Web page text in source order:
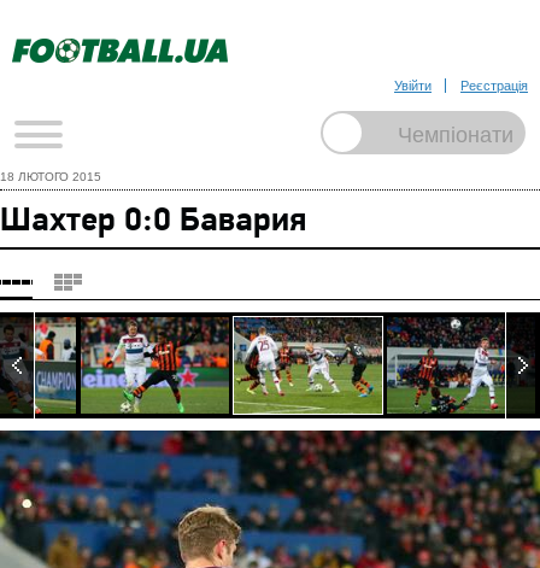
Увійти Реєстрація
18 ЛЮТОГО 2015
Шахтер 0:0 Бавария